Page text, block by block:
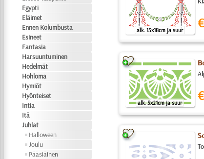
Egypti
Eläimet
Ennen Kolumbusta
Esineet
Fantasia
Harsuuntuminen
Hedelmät
Hohloma
Hymiöt
Hyönteiset
Intia
Itä
Juhlat
Halloween
Joulu
Pääsiäinen
alk. 15x18cm ja suur
alk. 5x21cm ja suur